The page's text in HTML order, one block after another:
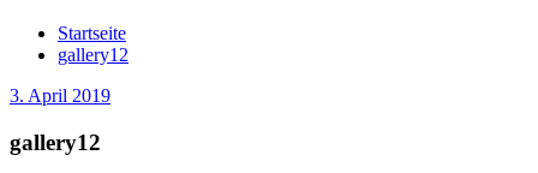
Startseite
gallery12
3. April 2019
gallery12